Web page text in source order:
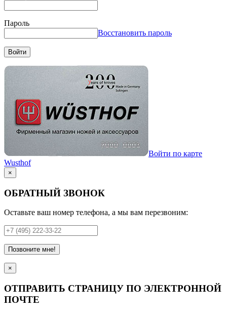
Пароль
Восстановить пароль
Войти
Войти по карте
Wusthof
×
ОБРАТНЫЙ ЗВОНОК
Оставьте ваш номер телефона, а мы вам перезвоним:
Позвоните мне!
×
ОТПРАВИТЬ СТРАНИЦУ ПО ЭЛЕКТРОННОЙ
ПОЧТЕ